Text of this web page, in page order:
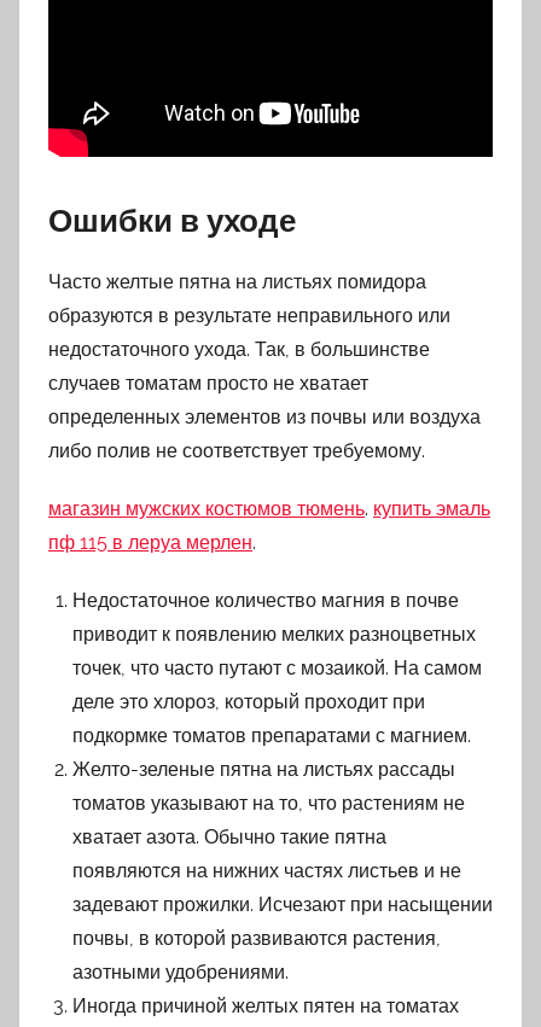
Ошибки в уходе
Часто желтые пятна на листьях помидора
образуются в результате неправильного или
недостаточного ухода. Так, в большинстве
случаев томатам просто не хватает
определенных элементов из почвы или воздуха
либо полив не соответствует требуемому.
магазин мужских костюмов тюмень. купить эмаль
пф 115 в леруа мерлен.
Недостаточное количество магния в почве
приводит к появлению мелких разноцветных
точек, что часто путают с мозаикой. На самом
деле это хлороз, который проходит при
подкормке томатов препаратами с магнием.
Желто-зеленые пятна на листьях рассады
томатов указывают на то, что растениям не
хватает азота. Обычно такие пятна
появляются на нижних частях листьев и не
задевают прожилки. Исчезают при насыщении
почвы, в которой развиваются растения,
азотными удобрениями.
Иногда причиной желтых пятен на томатах